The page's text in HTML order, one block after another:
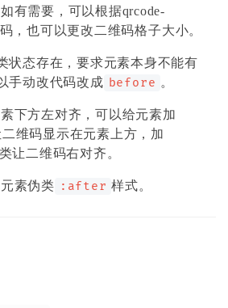
(){
.userAgent. match( /
有需要，可以根据qrcode-
，也可以更改二维码格子大小。
状态存在，要求元素本身不能有
手动改代码改成 before 。
下方左对齐，可以给元素加
维码显示在元素上方，加
类让二维码右对齐。
素伪类 :after 样式。